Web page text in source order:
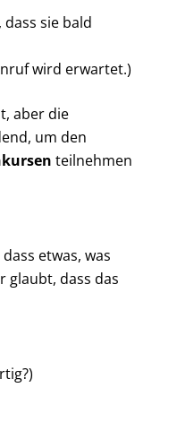
sie bald
wird erwartet.)
aber die
um den
teilnehmen
etwas, was
glaubt, dass das